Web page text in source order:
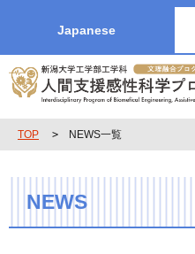
Japanese
TOP NEWS一覧
NEWS